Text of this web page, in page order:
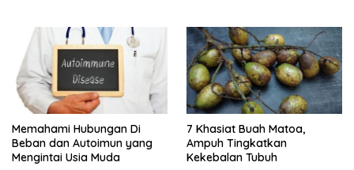
Memahami Hubungan Di
Beban dan Autoimun yang
Mengintai Usia Muda
7 Khasiat Buah Matoa,
Ampuh Tingkatkan
Kekebalan Tubuh